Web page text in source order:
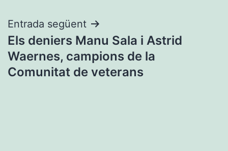
Entrada següent
Els deniers Manu Sala i Astrid
Waernes, campions de la
Comunitat de veterans